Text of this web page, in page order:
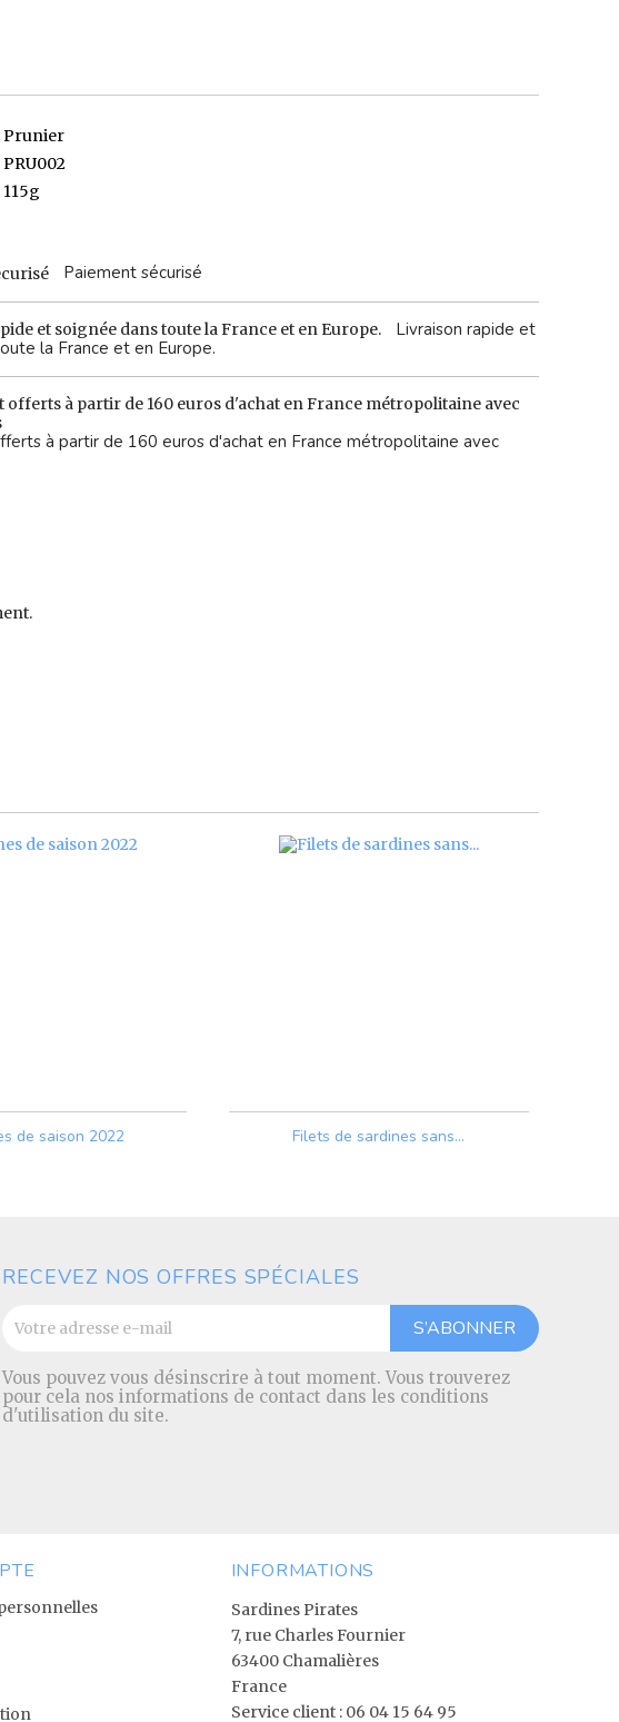
Prunier
PRU002
115g
Paiement sécurisé
Livraison rapide et
la France et en Europe.
à partir de 160 euros d'achat en France métropolitaine avec
de saison 2022 Filets de sardines sans...
RECEVEZ NOS OFFRES SPÉCIALES
Vous pouvez vous désinscrire à tout moment. Vous trouverez
pour cela nos informations de contact dans les conditions
d'utilisation du site.
INFORMATIONS
Sardines Pirates
7, rue Charles Fournier
63400 Chamalières
France
Service client : 06 04 15 64 95